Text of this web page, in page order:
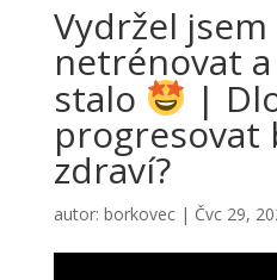
Vydržel
netrénovat
stalo |
progresovat
zdraví?
autor: borkovec| Čvc 29,